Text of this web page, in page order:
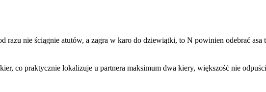
razu nie ściągnie atutów, a zagra w karo do dziewiątki, to N powinien odebrać
co praktycznie lokalizuje u partnera maksimum dwa kiery, większość nie